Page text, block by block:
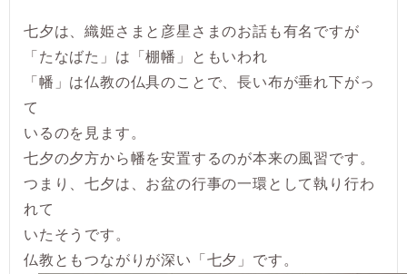
七夕は、織姫さまと彦星さまのお話も有名ですが
「たなばた」は「棚幡」ともいわれ
「幡」は仏教の仏具のことで、長い布が垂れ下がっ
て
いるのを見ます。
七夕の夕方から幡を安置するのが本来の風習です。
つまり、七夕は、お盆の行事の一環として執り行わ
れて
いたそうです。
仏教ともつながりが深い「七夕」です。